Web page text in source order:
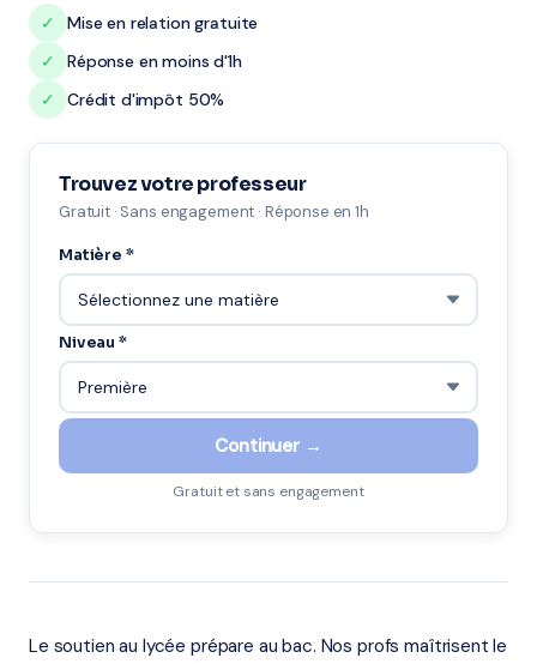
✓
Mise en relation gratuite
✓
Réponse en moins d'1h
✓
Crédit d'impôt 50%
Trouvez votre professeur
Gratuit · Sans engagement · Réponse en 1h
Matière *
Niveau *
Continuer →
Gratuit et sans engagement
Le soutien au lycée prépare au bac. Nos profs maîtrisent le